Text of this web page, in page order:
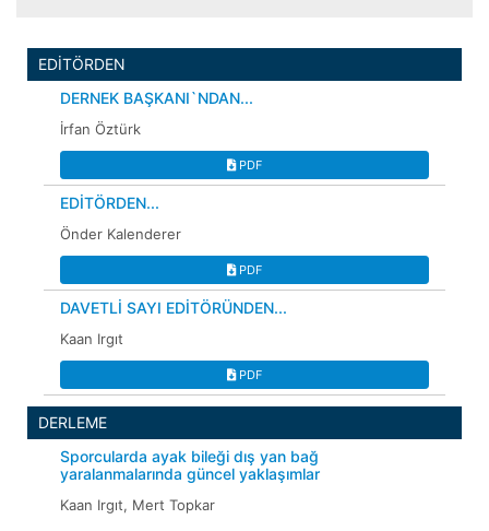
EDİTÖRDEN
DERNEK BAŞKANI`NDAN...
İrfan Öztürk
PDF
EDİTÖRDEN...
Önder Kalenderer
PDF
DAVETLİ SAYI EDİTÖRÜNDEN...
Kaan Irgıt
PDF
DERLEME
Sporcularda ayak bileği dış yan bağ
yaralanmalarında güncel yaklaşımlar
Kaan Irgıt, Mert Topkar